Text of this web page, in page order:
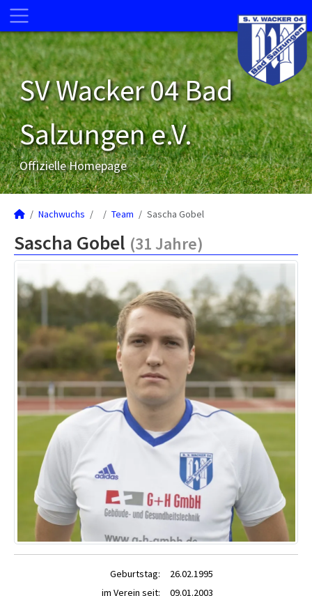
SV Wacker 04 Bad
Salzungen e.V.
Offizielle Homepage
Nachwuchs Team Sascha Gobel
Sascha Gobel (31 Jahre)
Geburtstag:
26.02.1995
im Verein seit:
09.01.2003